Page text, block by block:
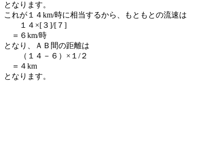
となります。
これが１４km/時に相当するから、もともとの流速は
１４×[３]/[７]
＝６km/時
となり、ＡＢ間の距離は
（１４－６）×１/２
＝４km
となります。